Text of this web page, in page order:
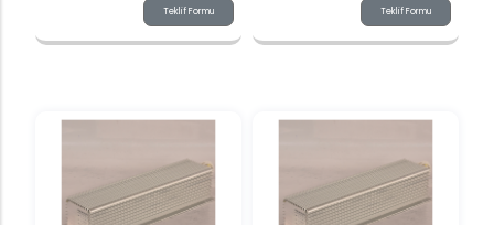
Teklif Formu Teklif Formu